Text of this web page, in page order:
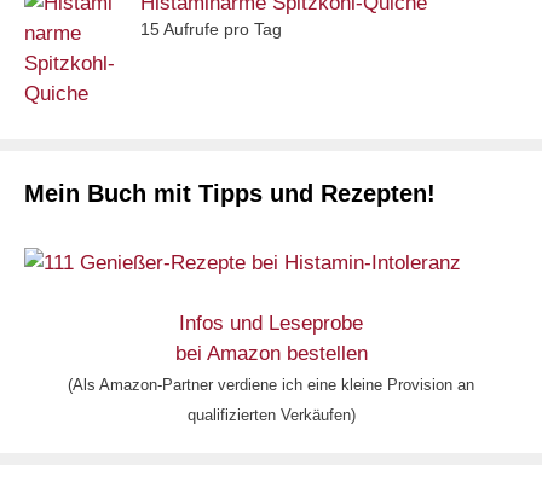
15 Aufrufe pro Tag
Mein Buch mit Tipps und Rezepten!
Infos und Leseprobe
bei Amazon bestellen
(Als Amazon-Partner verdiene ich eine kleine Provision an
qualifizierten Verkäufen)